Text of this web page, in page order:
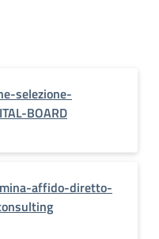
selezione-
BOARD
affido-diretto-